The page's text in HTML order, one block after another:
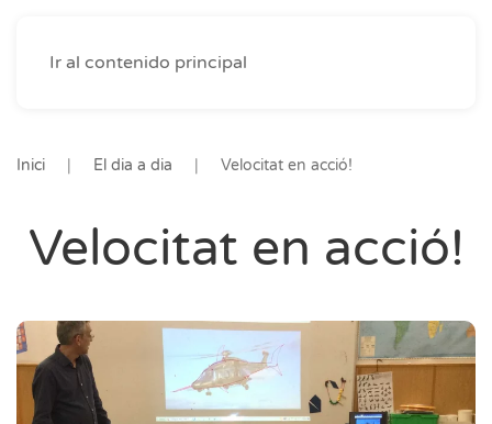
Ir al contenido principal
Inici El dia a dia Velocitat en acció!
Velocitat en acció!